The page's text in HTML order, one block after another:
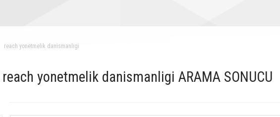
reach yonetmelik danismanligi
reach yonetmelik danismanligi ARAMA SONUCU